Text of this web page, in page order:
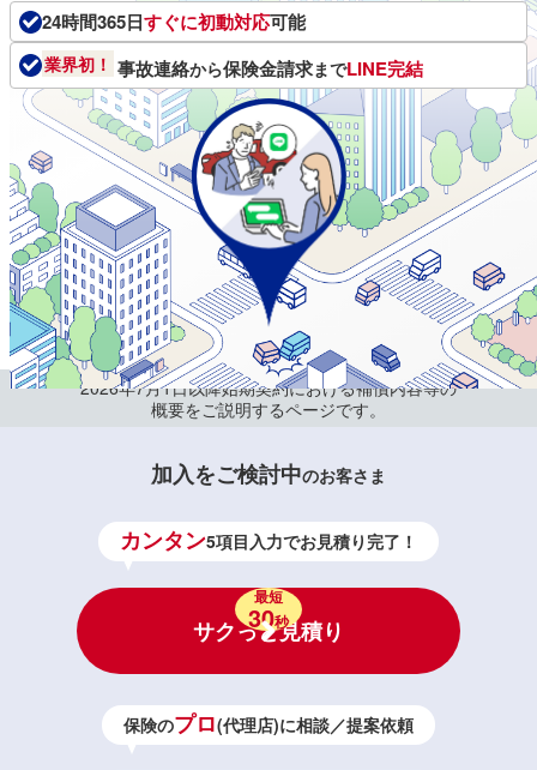
24時間365日すぐに初動対応可能
業界初！ 事故連絡から保険金請求までLINE完結
2026年7月1日以降始期契約における補償内容等の
概要をご説明するページです。
加入をご検討中のお客さま
カンタン5項目入力でお見積り完了！
最短
30秒
サクっと見積り
保険のプロ(代理店)に相談／提案依頼